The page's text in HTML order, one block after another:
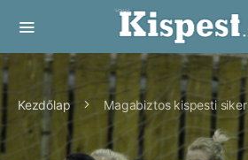
Kezdőlap Magabiztos kispesti siker